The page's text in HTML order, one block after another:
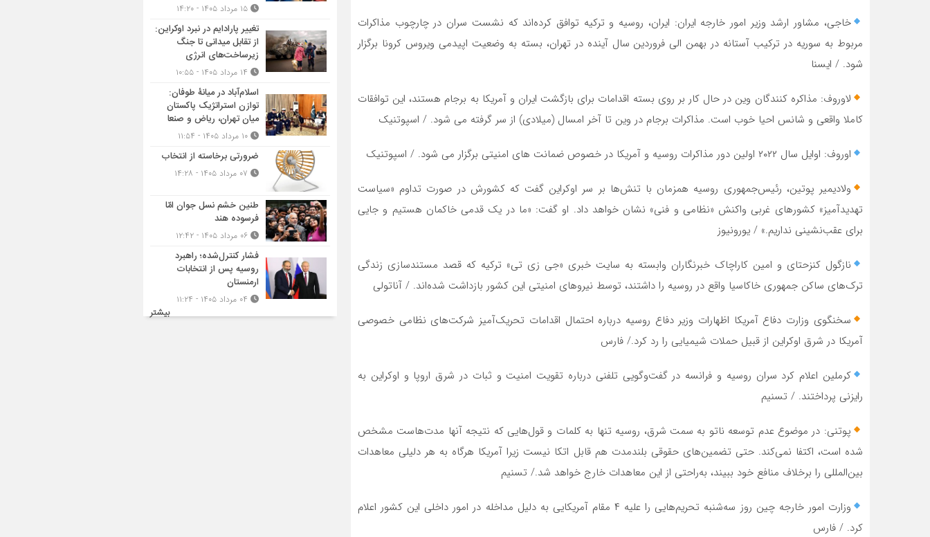
خاجی، مشاور ارشد وزیر امور خارجه ایران: ایران، روسیه و ترکیه توافق کرده‌اند که نشست سران در چارچوب مذاکرات
مربوط به سوریه در ترکیب آستانه در بهمن الی فروردین سال آینده در تهران، بسته به وضعیت اپیدمی ویروس کرونا برگزار
شود. / ایسنا
لاوروف: مذاکره کنندگان وین در حال کار بر روی بسته اقدامات برای بازگشت ایران و آمریکا به برجام هستند، این توافقات
کاملا واقعی و شانس احیا خوب است. مذاکرات برجام در وین تا آخر امسال (میلادی) از سر گرفته می شود. / اسپوتنیک
اوروف: اوایل سال ۲۰۲۲ اولین دور مذاکرات روسیه و آمریکا در خصوص ضمانت های امنیتی برگزار می شود. / اسپوتنیک
ولادیمیر پوتین، رئیس‌جمهوری روسیه همزمان با تنش‌ها بر سر اوکراین گفت که کشورش در صورت تداوم «سیاست
تهدیدآمیز» کشورهای غربی واکنش «نظامی و فنی» نشان خواهد داد. او گفت: «ما در یک قدمی خاکمان هستیم و جایی
برای عقب‌نشینی نداریم.» / یورونیوز
نازگول کنزحتای و امین کاراچاک خبرنگاران وابسته به سایت خبری «جی زی تی» ترکیه که قصد مستندسازی زندگی
ترک‌های ساکن جمهوری خاکاسیا واقع در روسیه را داشتند، توسط نیروهای امنیتی این کشور بازداشت شده‌اند. / آناتولی
سخنگوی وزارت دفاع آمریکا اظهارات وزیر دفاع روسیه درباره احتمال اقدامات تحریک‌آمیز شرکت‌های نظامی خصوصی
آمریکا در شرق اوکراین از قبیل حملات شیمیایی را رد کرد./ فارس
کرملین اعلام کرد سران روسیه و فرانسه در گفت‌وگویی تلفنی درباره تقویت امنیت و ثبات در شرق اروپا و اوکراین به
رایزنی پرداختند. / تسنیم
پوتنی: در موضوع عدم توسعه ناتو به سمت شرق، روسیه تنها به کلمات و قول‌هایی که نتیجه آنها مدت‌هاست مشخص
شده است، اکتفا نمی‌کند. حتی تضمین‌های حقوقی بلندمدت هم قابل اتکا نیست زیرا آمریکا هرگاه به هر دلیلی معاهدات
بین‌المللی را برخلاف منافع خود ببیند، به‌راحتی از این معاهدات خارج خواهد شد./ تسنیم
وزارت امور خارجه چین روز سه‌شنبه تحریم‌هایی را علیه ۴ مقام آمریکایی به دلیل مداخله در امور داخلی این کشور اعلام
کرد. / فارس
تغییر پارادایم در نبرد اوکراین:
از تقابل میدانی تا جنگ
زیرساخت‌های انرژی
اسلام‌آباد در میانۀ طوفان:
توازن استراتژیک پاکستان
میان تهران، ریاض و صنعا
ضرورتی برخاسته از انتخاب
طنین خشم نسل جوان امّا
فرسوده هند
فشار کنترل‌شده؛ راهبرد
روسیه پس از انتخابات
ارمنستان
بیشتر